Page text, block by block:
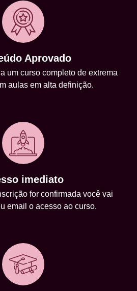
Aprovado
um curso completo de extrema
aulas em alta definição.
imediato
for confirmada você vai
email o acesso ao curso.